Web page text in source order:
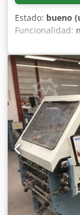
Estado: bueno
Funcionalidad:
sin
de impresión
velocidad
ciclos por
mínima del
pliego 510 mm
(3-1/8˝), ancho
máximo del
apertura con
bajo, número
longitud de